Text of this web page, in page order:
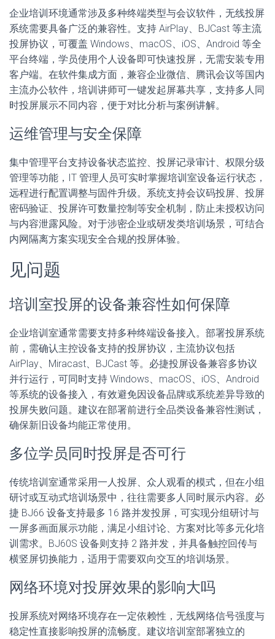
企业培训环境通常涉及多种终端类型与会议软件，无线投屏
系统需要具备广泛的兼容性。支持 AirPlay、BJCast 等主流
投屏协议，可覆盖 Windows、macOS、iOS、Android 等全
平台终端，学员使用个人设备即可快速投屏，无需安装专用
客户端。在软件集成方面，兼容企业微信、腾讯会议等国内
主流办公软件，培训讲师可一键发起屏幕共享，支持多人同
时投屏展示不同内容，便于对比分析与案例讲解。
运维管理与安全保障
集中管理平台支持设备状态监控、投屏记录审计、权限分级
管理等功能，IT 管理人员可实时掌握培训室设备运行状态，
远程进行配置调整与固件升级。系统支持会议码投屏、投屏
密码验证、投屏许可数量控制等安全机制，防止未授权访问
与内容泄露风险。对于涉密企业或研发类培训场景，可结合
内网隔离方案实现安全合规的投屏体验。
见问题
培训室投屏的设备兼容性如何保障
企业培训室通常需要支持多种终端设备接入。部署投屏系统
前，需确认主控设备支持的投屏协议，主流协议包括
AirPlay、Miracast、BJCast 等。必捷投屏设备兼容多协议
并行运行，可同时支持 Windows、macOS、iOS、Android
等系统的设备接入，有效避免因设备品牌或系统差异导致的
投屏失败问题。建议在部署前进行全品类设备兼容性测试，
确保新旧设备均能正常使用。
多位学员同时投屏是否可行
传统培训室通常采用一人投屏、众人观看的模式，但在小组
研讨或互动式培训场景中，往往需要多人同时展示内容。必
捷 BJ66 设备支持最多 16 路并发投屏，可实现分组研讨与
一屏多画面展示功能，满足小组讨论、方案对比等多元化培
训需求。BJ60S 设备则支持 2 路并发，并具备触控回传与
横竖屏切换能力，适用于需要双向交互的培训场景。
网络环境对投屏效果的影响大吗
投屏系统对网络环境存在一定依赖性，无线网络信号强度与
稳定性直接影响投屏的流畅度。建议培训室部署独立的